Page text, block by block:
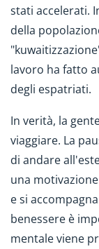
stati accelerati.
della
lavoro ha fatto
degli espatriati.
In verità, la
viaggiare. La
di andare
una
e si
benessere è
mentale viene